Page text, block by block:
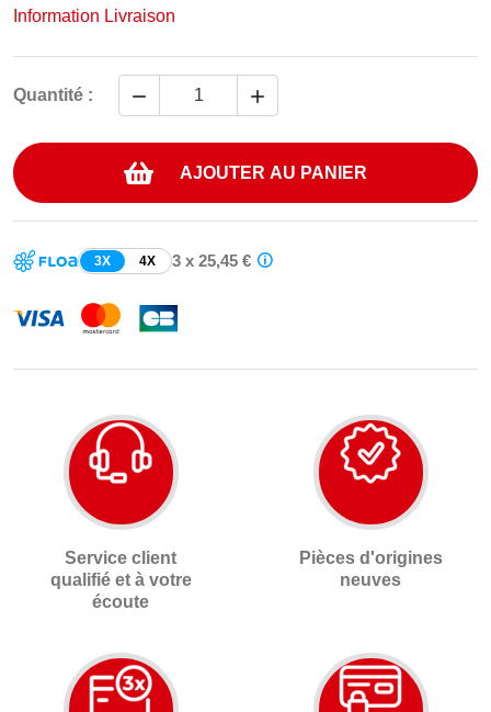
Information Livraison
Quantité :  
AJOUTER AU PANIER
3X 4X 3 x 25,45 €
Service client
qualifié et à votre
écoute
Pièces d'origines
neuves